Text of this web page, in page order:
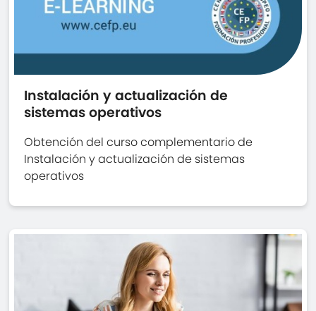
Instalación y actualización de
sistemas operativos
Obtención del curso complementario de
Instalación y actualización de sistemas
operativos